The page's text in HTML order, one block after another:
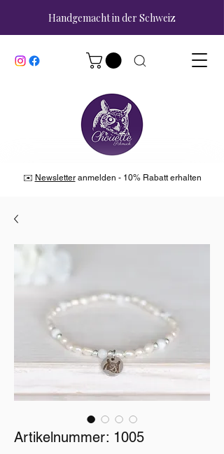
Handgemacht in der Schweiz
✉️ Newsletteranmelden - 10% Rabatt erhalten
Artikelnummer: 1005